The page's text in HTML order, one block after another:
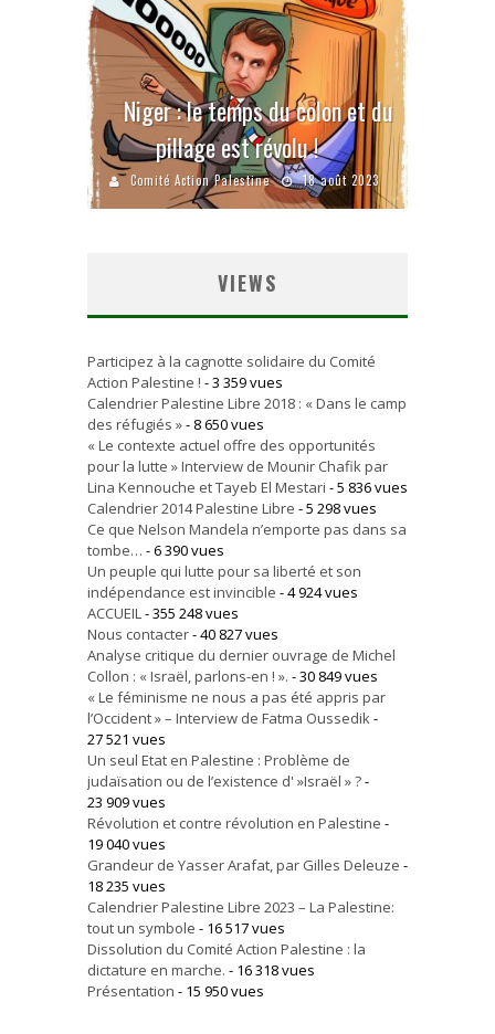
Niger : le temps du colon et du
pillage est révolu !
Comité Action Palestine 18 août 2023
VIEWS
Participez à la cagnotte solidaire du Comité
Action Palestine ! - 3 359 vues
Calendrier Palestine Libre 2018 : « Dans le camp
des réfugiés »- 8 650 vues
« Le contexte actuel offre des opportunités
pour la lutte » Interview de Mounir Chafik par
Lina Kennouche et Tayeb El Mestari - 5 836 vues
Calendrier 2014 Palestine Libre - 5 298 vues
Ce que Nelson Mandela n’emporte pas dans sa
tombe… - 6 390 vues
Un peuple qui lutte pour sa liberté et son
indépendance est invincible - 4 924 vues
ACCUEIL- 355 248 vues
Nous contacter- 40 827 vues
Analyse critique du dernier ouvrage de Michel
Collon : « Israël, parlons-en ! ». - 30 849 vues
« Le féminisme ne nous a pas été appris par
l’Occident » – Interview de Fatma Oussedik-
27 521 vues
Un seul Etat en Palestine : Problème de
judaïsation ou de l’existence d' »Israël » ?-
23 909 vues
Révolution et contre révolution en Palestine -
19 040 vues
Grandeur de Yasser Arafat, par Gilles Deleuze -
18 235 vues
Calendrier Palestine Libre 2023 – La Palestine:
tout un symbole - 16 517 vues
Dissolution du Comité Action Palestine : la
dictature en marche. - 16 318 vues
Présentation - 15 950 vues